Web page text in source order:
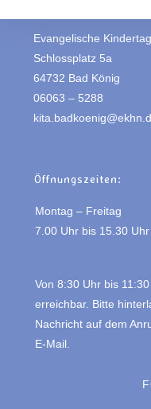
Evangelische
Schlossplatz 5a
64732 Bad König
06063 – 5288
Öffnungszeiten:
Montag – Freitag
7.00 Uhr bis 15.30 Uhr
Von 8:30 Uhr bis
erreichbar. Bitte
Nachricht auf dem
E-Mail.